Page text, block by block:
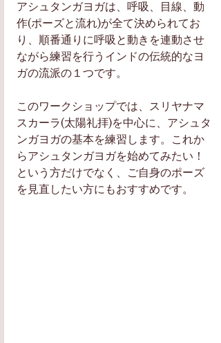
アシュタンガヨガは、呼吸、目線、動
作(ポーズと流れ)が全て決められてお
り、順番通りに呼吸と動きを連動させ
ながら練習を行うインドの伝統的なヨ
ガの流派の１つです。
このワークショップでは、スリヤナマ
スカーラ(太陽礼拝)を中心に、アシュタ
ンガヨガの基本を練習します。これか
らアシュタンガヨガを始めてみたい！
という方だけでなく、ご自身のポーズ
を見直したい方にもおすすめです。